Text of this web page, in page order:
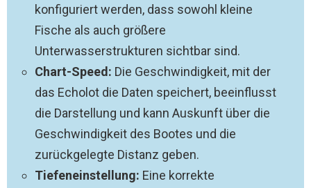
konfiguriert werden, dass sowohl kleine
Fische als auch größere
Unterwasserstrukturen sichtbar sind.
Chart-Speed: Die Geschwindigkeit, mit der
das Echolot die Daten speichert, beeinflusst
die Darstellung und kann Auskunft über die
Geschwindigkeit des Bootes und die
zurückgelegte Distanz geben.
Tiefeneinstellung: Eine korrekte